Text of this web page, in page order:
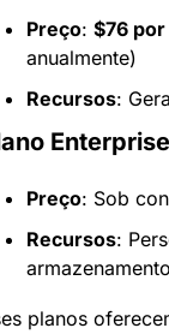
Preço: $76
anualmente)
Recursos:
Enterprise
Preço: Sob
Recursos:
planos